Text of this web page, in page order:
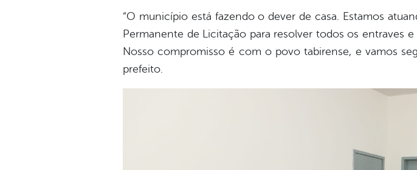
“O município está fazendo o dever de casa. Estamos
Permanente de Licitação para resolver todos os entraves
Nosso compromisso é com o povo tabirense, e vamos
prefeito.